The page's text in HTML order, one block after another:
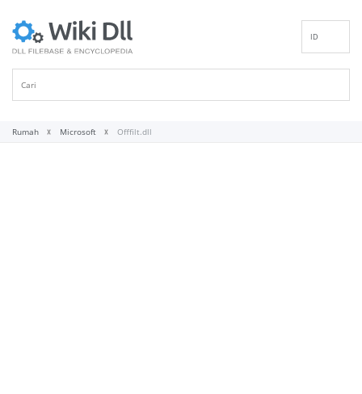
ID
Rumah Microsoft Offfilt.dll